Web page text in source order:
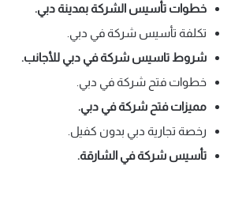
خطوات تأسيس الشركة بمدينة دبي.
تكلفة تأسيس شركة في دبي.
شروط تاسيس شركة في دبي للأجانب.
خطوات فتح شركة في دبي.
مميزات فتح شركة في دبي.
رخصة تجارية دبي بدون كفيل.
تأسيس شركة في الشارقة.